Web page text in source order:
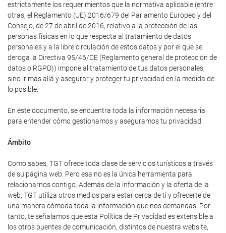
estrictamente los requerimientos que la normativa aplicable (entre
otras, el Reglamento (UE) 2016/679 del Parlamento Europeo y del
Consejo, de 27 de abril de 2016, relativo a la protección de las
personas físicas en lo que respecta al tratamiento de datos
personales y a la libre circulación de estos datos y por el que se
deroga la Directiva 95/46/CE (Reglamento general de protección de
datos o RGPD)) impone al tratamiento de tus datos personales,
sino ir más allá y asegurar y proteger tu privacidad en la medida de
lo posible.
En este documento, se encuentra toda la información necesaria
para entender cómo gestionamos y aseguramos tu privacidad.
Ámbito
Como sabes, TGT ofrece toda clase de servicios turísticos a través
de su página web. Pero esa no es la única herramienta para
relacionarnos contigo. Además de la información y la oferta de la
web, TGT utiliza otros medios para estar cerca de ti y ofrecerte de
una manera cómoda toda la información que nos demandas. Por
tanto, te señalamos que esta Política de Privacidad es extensible a
los otros puentes de comunicación, distintos de nuestra website,